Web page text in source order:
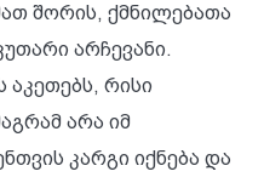
შორის, ქმნილებათა
არჩევანი.
აკეთებს, რისი
არა იმ
კარგი იქნება და